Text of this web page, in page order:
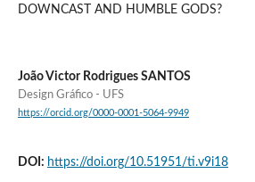
DOWNCAST AND HUMBLE GODS?
João Victor Rodrigues SANTOS
Design Gráfico - UFS
https://orcid.org/0000-0001-5064-9949
DOI: https://doi.org/10.51951/ti.v9i18